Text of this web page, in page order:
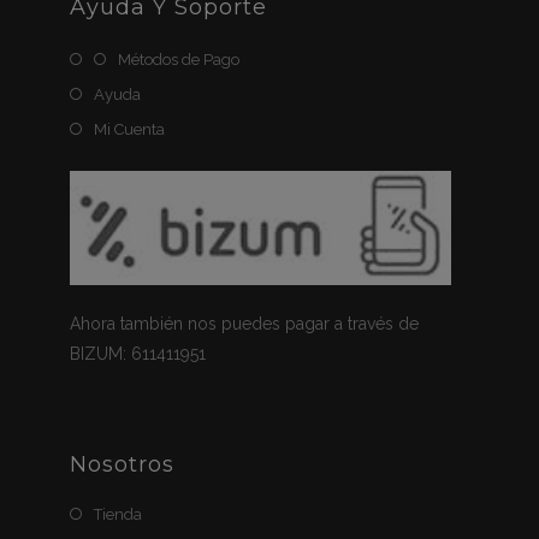
Ayuda Y Soporte
Métodos de Pago
Ayuda
Mi Cuenta
Ahora también nos puedes pagar a través de
BIZUM: 611411951
Nosotros
Tienda